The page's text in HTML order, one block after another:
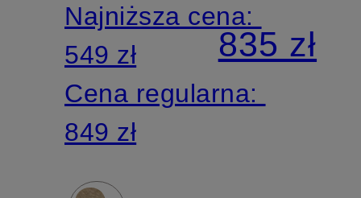
Najniższa cena:
549 zł
Cena regularna:
849 zł
835 zł